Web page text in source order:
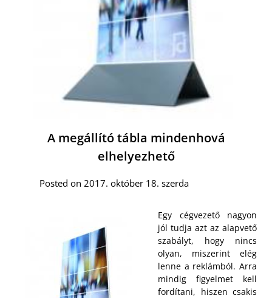
A megállító tábla mindenhová
elhelyezhető
Posted on 2017. október 18. szerda
Egy cégvezető nagyon
jól tudja azt az alapvető
szabályt, hogy nincs
olyan, miszerint elég
lenne a reklámból. Arra
mindig figyelmet kell
fordítani, hiszen csakis